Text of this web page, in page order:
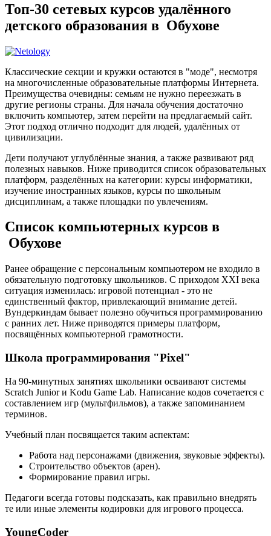
Топ-30 сетевых курсов удалённого
детского образования в Обухове
Классические секции и кружки остаются в "моде", несмотря
на многочисленные образовательные платформы Интернета.
Преимущества очевидны: семьям не нужно переезжать в
другие регионы страны. Для начала обучения достаточно
включить компьютер, затем перейти на предлагаемый сайт.
Этот подход отлично подходит для людей, удалённых от
цивилизации.
Дети получают углублённые знания, а также развивают ряд
полезных навыков. Ниже приводится список образовательных
платформ, разделённых на категории: курсы информатики,
изучение иностранных языков, курсы по школьным
дисциплинам, а также площадки по увлечениям.
Список компьютерных курсов в
Обухове
Ранее обращение с персональным компьютером не входило в
обязательную подготовку школьников. С приходом XXI века
ситуация изменилась: игровой потенциал - это не
единственный фактор, привлекающий внимание детей.
Вундеркиндам бывает полезно обучиться программированию
с ранних лет. Ниже приводятся примеры платформ,
посвящённых компьютерной грамотности.
Школа программирования "Pixel"
На 90-минутных занятиях школьники осваивают системы
Scratch Junior и Kodu Game Lab. Написание кодов сочетается с
составлением игр (мультфильмов), а также запоминанием
терминов.
Учебный план посвящается таким аспектам:
Работа над персонажами (движения, звуковые эффекты).
Строительство объектов (арен).
Формирование правил игры.
Педагоги всегда готовы подсказать, как правильно внедрять
те или иные элементы кодировки для игрового процесса.
YoungCoder